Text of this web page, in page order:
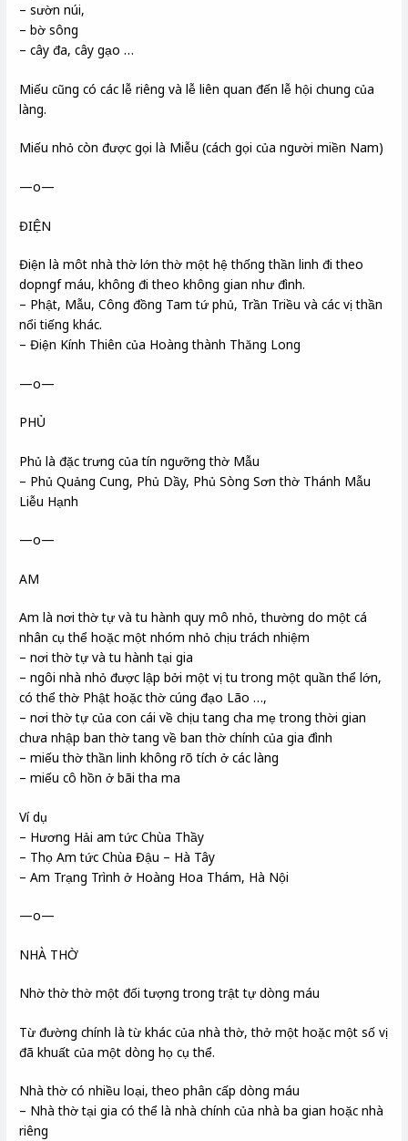
– sườn núi,
– bờ sông
– cây đa, cây gạo …
Miếu cũng có các lễ riêng và lễ liên quan đến lễ hội chung của
làng.
Miếu nhỏ còn được gọi là Miễu (cách gọi của người miền Nam)
—o—
ĐIỆN
Điện là môt nhà thờ lớn thờ một hệ thống thần linh đi theo
dopngf máu, không đi theo không gian như đình.
– Phật, Mẫu, Công đồng Tam tứ phủ, Trần Triều và các vị thần
nổi tiếng khác.
– Điện Kính Thiên của Hoàng thành Thăng Long
—o—
PHỦ
Phủ là đặc trưng của tín ngưỡng thờ Mẫu
– Phủ Quảng Cung, Phủ Dầy, Phủ Sòng Sơn thờ Thánh Mẫu
Liễu Hạnh
—o—
AM
Am là nơi thờ tự và tu hành quy mô nhỏ, thường do một cá
nhân cụ thể hoặc một nhóm nhỏ chịu trách nhiệm
– nơi thờ tự và tu hành tại gia
– ngôi nhà nhỏ được lập bởi một vị tu trong một quần thể lớn,
có thể thờ Phật hoặc thờ cúng đạo Lão …,
– nơi thờ tự của con cái về chịu tang cha mẹ trong thời gian
chưa nhập ban thờ tang về ban thờ chính của gia đình
– miếu thờ thần linh không rõ tích ở các làng
– miếu cô hồn ở bãi tha ma
Ví dụ
– Hương Hải am tức Chùa Thầy
– Thọ Am tức Chùa Đậu – Hà Tây
– Am Trạng Trình ở Hoàng Hoa Thám, Hà Nội
—o—
NHÀ THỜ
Nhờ thờ thờ một đối tượng trong trật tự dòng máu
Từ đường chính là từ khác của nhà thờ, thở một hoặc một số vị
đã khuất của một dòng họ cụ thể.
Nhà thờ có nhiều loại, theo phân cấp dòng máu
– Nhà thờ tại gia có thể là nhà chính của nhà ba gian hoặc nhà
riêng